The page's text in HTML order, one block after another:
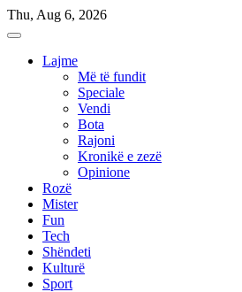
Skip
to
Thu, Aug 6, 2026
Lajme
Më të fundit
Speciale
Vendi
Bota
Rajoni
Kronikë e zezë
Opinione
Rozë
Mister
Fun
Tech
Shëndeti
Kulturë
Sport